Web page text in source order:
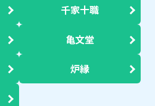
千家十職
亀文堂
炉縁